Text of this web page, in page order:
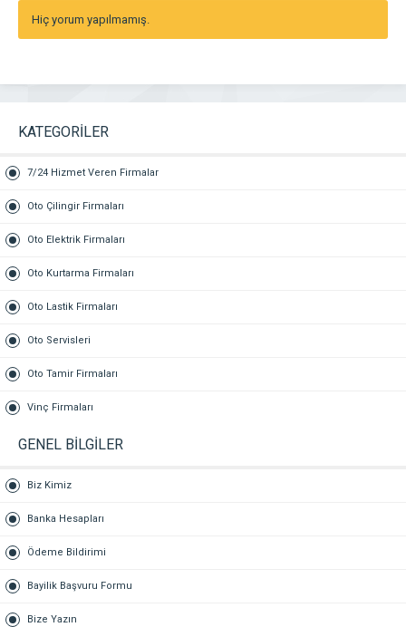
Hiç yorum yapılmamış.
KATEGORİLER
7/24 Hizmet Veren Firmalar
Oto Çilingir Firmaları
Oto Elektrik Firmaları
Oto Kurtarma Firmaları
Oto Lastik Firmaları
Oto Servisleri
Oto Tamir Firmaları
Vinç Firmaları
GENEL BİLGİLER
Biz Kimiz
Banka Hesapları
Ödeme Bildirimi
Bayilik Başvuru Formu
Bize Yazın